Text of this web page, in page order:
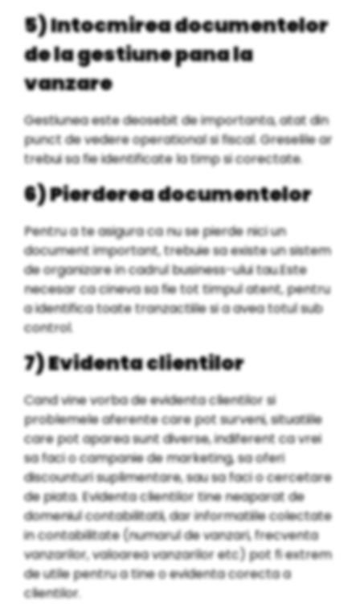
5) Intocmirea documentelor
de la gestiune pana la
vanzare
Gestiunea este deosebit de importanta, atat din
punct de vedere operational si fiscal. Greselile ar
trebui sa fie identificate la timp si corectate.
6) Pierderea documentelor
Pentru a te asigura ca nu se pierde nici un
document important, trebuie sa existe un sistem
de organizare in cadrul business-ului tau.Este
necesar ca cineva sa fie tot timpul atent, pentru
a identifica toate tranzactiile si a avea totul sub
control.
7) Evidenta clientilor
Cand vine vorba de evidenta clientilor si
problemele aferente care pot surveni, situatiile
care pot aparea sunt diverse, indiferent ca vrei
sa faci o campanie de marketing, sa oferi
discounturi suplimentare, sau sa faci o cercetare
de piata. Evidenta clientilor tine neaparat de
domeniul contabilitatii, dar informatiile colectate
in contabilitate (numarul de vanzari, frecventa
vanzarilor, valoarea vanzarilor etc) pot fi extrem
de utile pentru a tine o evidenta corecta a
clientilor.